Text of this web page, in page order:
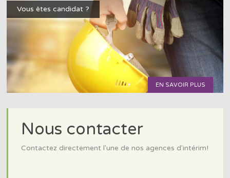
Vous êtes candidat ?
EN SAVOIR PLUS
Nous contacter
Contactez directement l'une de nos agences d'intérim!